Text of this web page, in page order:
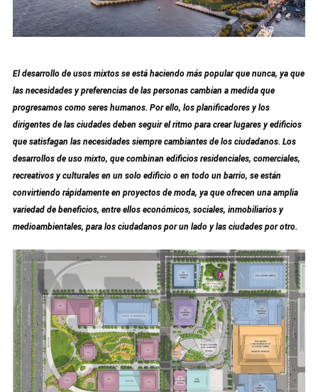
El desarrollo de usos mixtos se está haciendo más popular que nunca, ya que
las necesidades y preferencias de las personas cambian a medida que
progresamos como seres humanos. Por ello, los planificadores y los
dirigentes de las ciudades deben seguir el ritmo para crear lugares y edificios
que satisfagan las necesidades siempre cambiantes de los ciudadanos. Los
desarrollos de uso mixto, que combinan edificios residenciales, comerciales,
recreativos y culturales en un solo edificio o en todo un barrio, se están
convirtiendo rápidamente en proyectos de moda, ya que ofrecen una amplia
variedad de beneficios, entre ellos económicos, sociales, inmobiliarios y
medioambientales, para los ciudadanos por un lado y las ciudades por otro.